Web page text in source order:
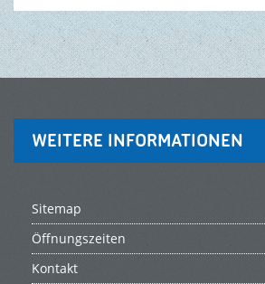
WEITERE INFORMATIONEN
Sitemap
Öffnungszeiten
Kontakt